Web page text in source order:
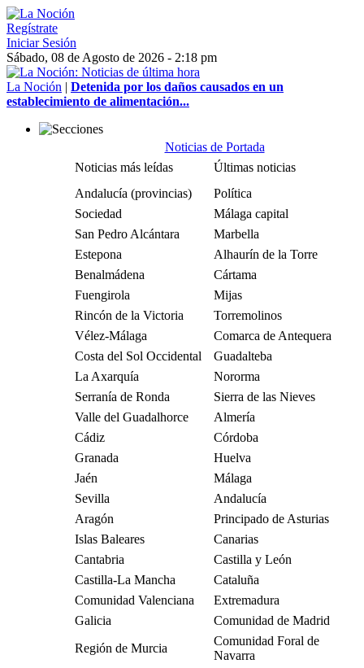
Regístrate
Iniciar Sesión
Sábado, 08 de Agosto de 2026 - 2:18 pm
La Noción | Detenida por los daños causados en un
establecimiento de alimentación...
Noticias de Portada
Noticias más leídas
Últimas noticias
Andalucía (provincias)
Política
Sociedad
Málaga capital
San Pedro Alcántara
Marbella
Estepona
Alhaurín de la Torre
Benalmádena
Cártama
Fuengirola
Mijas
Rincón de la Victoria
Torremolinos
Vélez-Málaga
Comarca de Antequera
Costa del Sol Occidental
Guadalteba
La Axarquía
Nororma
Serranía de Ronda
Sierra de las Nieves
Valle del Guadalhorce
Almería
Cádiz
Córdoba
Granada
Huelva
Jaén
Málaga
Sevilla
Andalucía
Aragón
Principado de Asturias
Islas Baleares
Canarias
Cantabria
Castilla y León
Castilla-La Mancha
Cataluña
Comunidad Valenciana
Extremadura
Galicia
Comunidad de Madrid
Región de Murcia
Comunidad Foral de
Navarra